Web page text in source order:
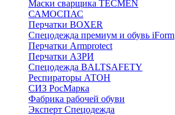
Маски сварщика TECMEN
САМОСПАС
Перчатки BOXER
Спецодежда премиум и обувь iForm
Перчатки Armprotect
Перчатки АЗРИ
Спецодежда BALTSAFETY
Респираторы АТОН
СИЗ РосМарка
Фабрика рабочей обуви
Эксперт Спецодежда